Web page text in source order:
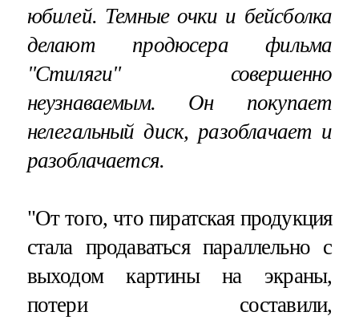
юбилей. Темные очки и бейсболка
делают продюсера фильма
"Стиляги" совершенно
неузнаваемым. Он покупает
нелегальный диск, разоблачает и
разоблачается.
"От того, что пиратская продукция
стала продаваться параллельно с
выходом картины на экраны,
потери составили,